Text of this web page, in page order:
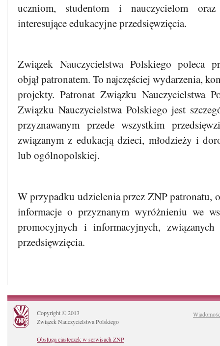
uczniom, studentom i nauczycielom
interesujące edukacyjne przedsięwzięcia.
Związek Nauczycielstwa Polskiego poleca
objął patronatem. To najczęściej wydarzenia,
projekty. Patronat Związku Nauczycielstwa
Związku Nauczycielstwa Polskiego jest
przyznawanym przede wszystkim
związanym z edukacją dzieci, młodzieży i
lub ogólnopolskiej.
W przypadku udzielenia przez ZNP patronatu,
informacje o przyznanym wyróżnieniu we
promocyjnych i informacyjnych,
przedsięwzięcia.
Copyright © 2013
Związek Nauczycielstwa Polskiego
Obsługa ciasteczek w serwisach ZNP